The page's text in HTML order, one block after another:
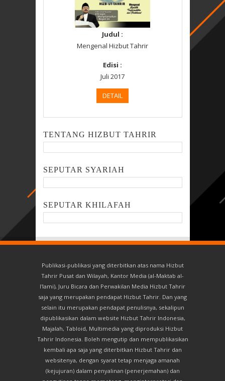
Judul :
Mengenal Hizbut Tahrir
Edisi :
Juli 2017
DETAIL
TENTANG HIZBUT TAHRIR
SEPUTAR SYARIAH
SEPUTAR KHILAFAH
Publikasi-publikasi yang diterbitkan atas nama Hizbut
Tahrir Pusat dan Wilayah, Kantor Media (al-Maktab al-
I'lami), Juru Bicara dan Perwakilan Media Hizbut Tahrir
saja yang merupakan pendapat Hizbut Tahrir. Dan yang
selain itu merupakan pendapat penulisnya, sekalipun
dipublikasikan dalam website Hizbut Tahrir Indonesia,
Majalah, Tabloid, Multimedia yang diproduksi Hizbut
Tahrir Indonesia. Boleh mengutip dan mempublikasikan
kembali apa saja yang diterbitkan Hizbut Tahrir dan
websitenya, dengan syarat tetap menjaga amanah
(kejujuran) dalam penyalinan (penerjemahan) dan